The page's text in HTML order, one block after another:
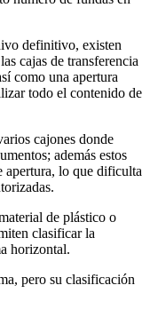
definitivo, existen
cajas de transferencia
como una apertura
todo el contenido de
cajones donde
además estos
apertura, lo que dificulta
de plástico o
clasificar la
horizontal.
pero su clasificación